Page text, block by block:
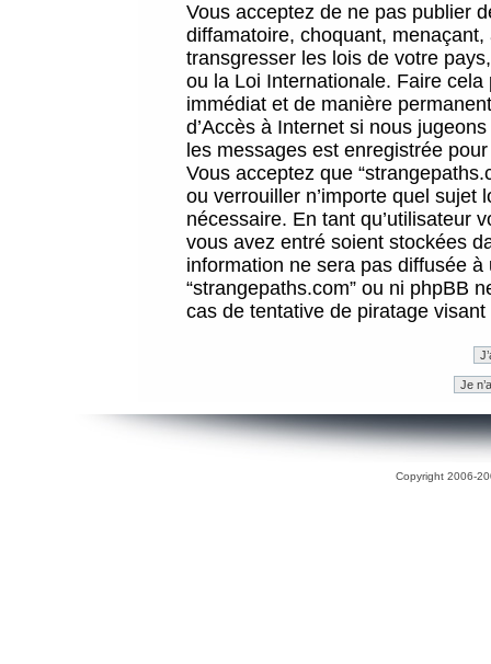
Vous acceptez de ne pas publier
diffamatoire, choquant,
transgresser les lois de votre
ou la Loi Internationale. Faire
immédiat et de manière
d’Accès à Internet si nous
les messages est enregistrée
Vous acceptez que
ou verrouiller n’importe quel sujet
nécessaire. En tant qu’utilisateur
vous avez entré soient stockées
information ne sera pas diffusée
“strangepaths.com” ou ni phpBB
cas de tentative de piratage
Copyright 2006-